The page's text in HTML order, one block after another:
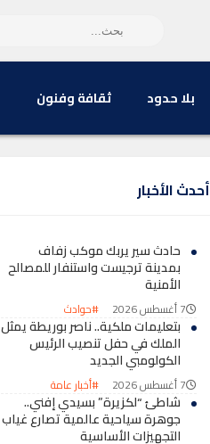
بلا حدود ثقافة وفنون
أحدث الأخبار
حادث سير يربك موكب زفاف
بمدينة ترجيست واستنفار للمصالح
الأمنية
7 أغسطس 2026 #حوادث
بتعليمات ملكية.. ناصر بوريطة يمثل
الملك في حفل تنصيب الرئيس
الكولومبي الجديد
7 أغسطس 2026 #أخبار عامة
شاطئ “لكزيرة” بسيدي إفني..
جوهرة سياحية عالمية تصارع غياب
التجهيزات الأساسية